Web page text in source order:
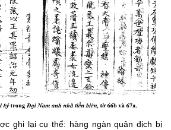
ghi lại cụ thể: hàng ngàn quân địch bị